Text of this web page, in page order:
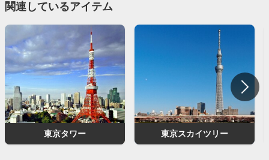
関連しているアイテム
東京タワー 東京スカイツリー